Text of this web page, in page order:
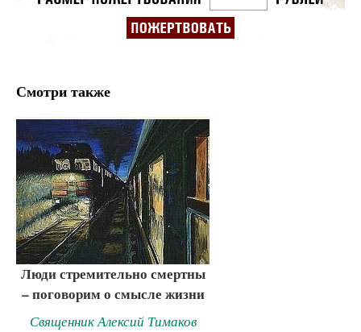
Смотри также
Люди стремительно смертны
– поговорим о смысле жизни
Священник Алексий Тимаков